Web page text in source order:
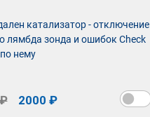
катализатор - отключение
лямбда зонда и ошибок Check
нему
2000 ₽